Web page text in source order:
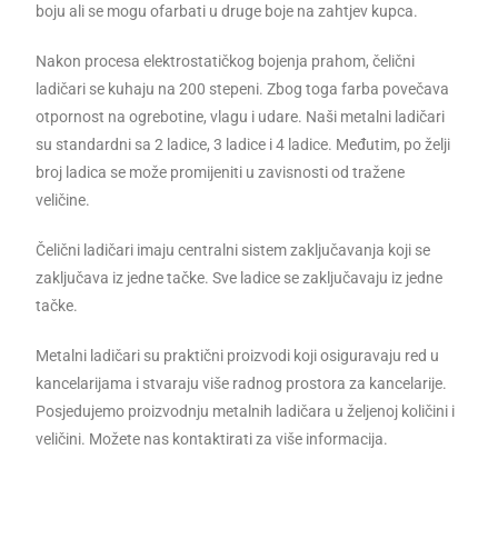
boju ali se mogu ofarbati u druge boje na zahtjev kupca.
Nakon procesa elektrostatičkog bojenja prahom, čelični
ladičari se kuhaju na 200 stepeni. Zbog toga farba povečava
otpornost na ogrebotine, vlagu i udare. Naši metalni ladičari
su standardni sa 2 ladice, 3 ladice i 4 ladice. Međutim, po želji
broj ladica se može promijeniti u zavisnosti od tražene
veličine.
Čelični ladičari imaju centralni sistem zaključavanja koji se
zaključava iz jedne tačke. Sve ladice se zaključavaju iz jedne
tačke.
Metalni ladičari su praktični proizvodi koji osiguravaju red u
kancelarijama i stvaraju više radnog prostora za kancelarije.
Posjedujemo proizvodnju metalnih ladičara u željenoj količini i
veličini. Možete nas kontaktirati za više informacija.